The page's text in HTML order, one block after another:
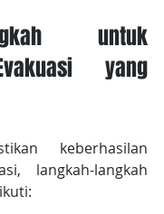
untuk
yang
keberhasilan
langkah-langkah